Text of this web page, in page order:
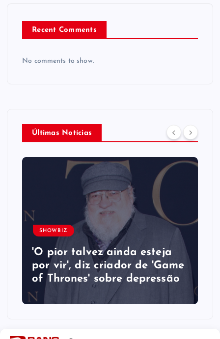
Recent Comments
No comments to show.
Últimas Notícias
SHOWBIZ
'O pior talvez ainda esteja
por vir', diz criador de 'Game
of Thrones' sobre depressão